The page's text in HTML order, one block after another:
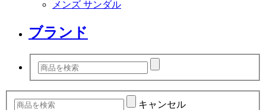
メンズ サンダル
ブランド
キャンセル